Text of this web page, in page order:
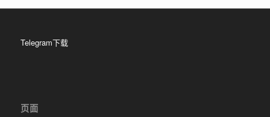
Telegram下载
页面